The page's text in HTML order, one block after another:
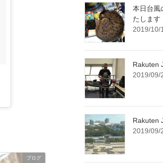
ブログ
本日台風
たします
2019/10/
Rakuten
2019/09/
Rakuten
2019/09/